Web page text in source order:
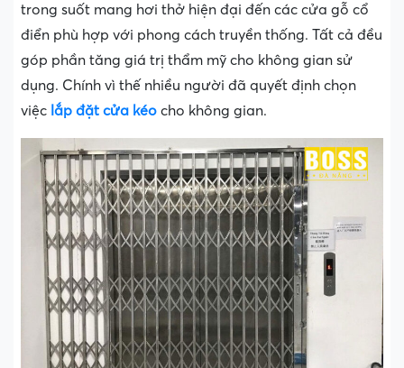
trong suốt mang hơi thở hiện đại đến các cửa gỗ cổ
điển phù hợp với phong cách truyền thống. Tất cả đều
góp phần tăng giá trị thẩm mỹ cho không gian sử
dụng. Chính vì thế nhiều người đã quyết định chọn
việc lắp đặt cửa kéo cho không gian.